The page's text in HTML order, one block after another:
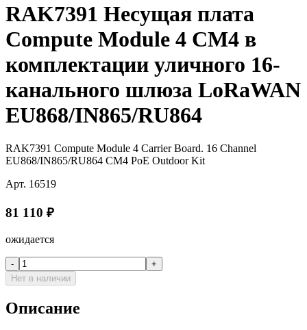
RAK7391 Несущая плата
Compute Module 4 CM4 в
комплектации уличного 16-
канального шлюза LoRaWAN
EU868/IN865/RU864
RAK7391 Compute Module 4 Carrier Board. 16 Channel
EU868/IN865/RU864 CM4 PoE Outdoor Kit
Арт. 16519
81 110 ₽
ожидается
-
+
Нет в наличии
Описание